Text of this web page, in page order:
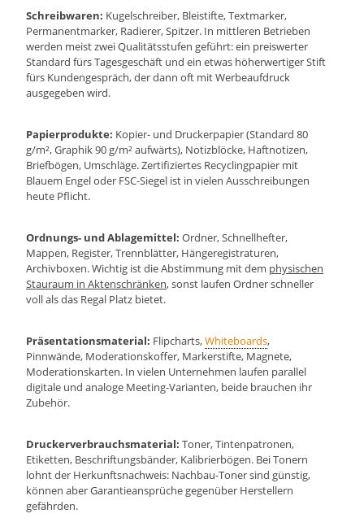
Schreibwaren: Kugelschreiber, Bleistifte, Textmarker,
Permanentmarker, Radierer, Spitzer. In mittleren Betrieben
werden meist zwei Qualitätsstufen geführt: ein preiswerter
Standard fürs Tagesgeschäft und ein etwas höherwertiger Stift
fürs Kundengespräch, der dann oft mit Werbeaufdruck
ausgegeben wird.
Papierprodukte: Kopier- und Druckerpapier (Standard 80
g/m², Graphik 90 g/m² aufwärts), Notizblöcke, Haftnotizen,
Briefbögen, Umschläge. Zertifiziertes Recyclingpapier mit
Blauem Engel oder FSC-Siegel ist in vielen Ausschreibungen
heute Pflicht.
Ordnungs- und Ablagemittel: Ordner, Schnellhefter,
Mappen, Register, Trennblätter, Hängeregistraturen,
Archivboxen. Wichtig ist die Abstimmung mit dem physischen
Stauraum in Aktenschränken, sonst laufen Ordner schneller
voll als das Regal Platz bietet.
Präsentationsmaterial: Flipcharts,Whiteboards,
Pinnwände, Moderationskoffer, Markerstifte, Magnete,
Moderationskarten. In vielen Unternehmen laufen parallel
digitale und analoge Meeting-Varianten, beide brauchen ihr
Zubehör.
Druckerverbrauchsmaterial: Toner, Tintenpatronen,
Etiketten, Beschriftungsbänder, Kalibrierbögen. Bei Tonern
lohnt der Herkunftsnachweis: Nachbau-Toner sind günstig,
können aber Garantieansprüche gegenüber Herstellern
gefährden.